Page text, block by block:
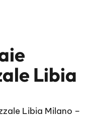
Libia
Libia Milano –